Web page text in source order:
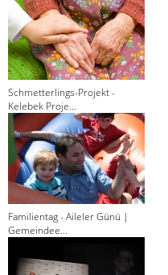
Schmetterlings-Projekt -
Kelebek Proje...
Familientag - Aileler Günü |
Gemeindee...